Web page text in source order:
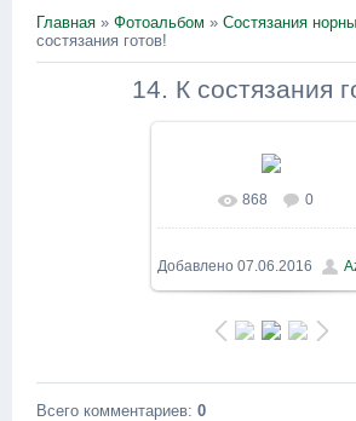
Главная » Фотоальбом » Состязания
состязания готов!
14. К состязания
В реальном размере
800x600/ 296.1Kb
868 0
Добавлено 07.06.2016
Всего комментариев: 0